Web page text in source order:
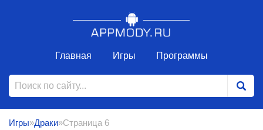
Главная Игры Программы
Игры»Драки»Страница 6